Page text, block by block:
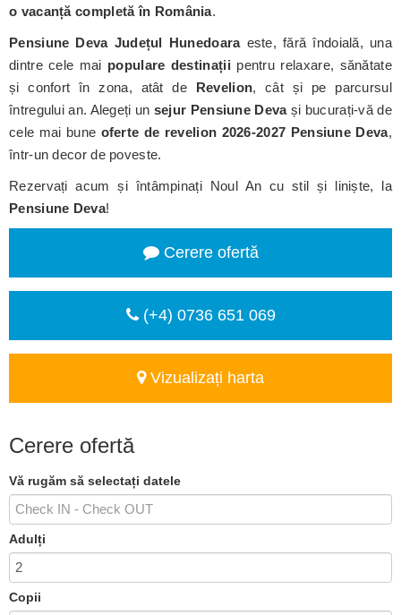
o vacanță completă în România.
Pensiune Deva Județul Hunedoaraeste, fără îndoială, una
dintre cele mai populare destinații pentru relaxare, sănătate
și confort în zona, atât de Revelion, cât și pe parcursul
întregului an. Alegeți un sejur Pensiune Devași bucurați-vă de
cele mai bune oferte de revelion 2026-2027 Pensiune Deva,
într-un decor de poveste.
Rezervați acum și întâmpinați Noul An cu stil și liniște, la
Pensiune Deva!
Cerere ofertă
(+4) 0736 651 069
Vizualizați harta
Cerere ofertă
Vă rugăm să selectați datele
Adulți
Copii